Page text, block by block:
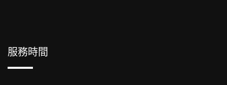
服務時間